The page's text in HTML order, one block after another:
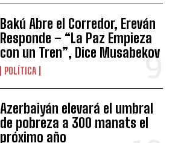
Bakú Abre el Corredor, Ereván
Responde – “La Paz Empieza
con un Tren”, Dice Musabekov
POLÍTICA
Azerbaiyán elevará el umbral
de pobreza a 300 manats el
próximo año